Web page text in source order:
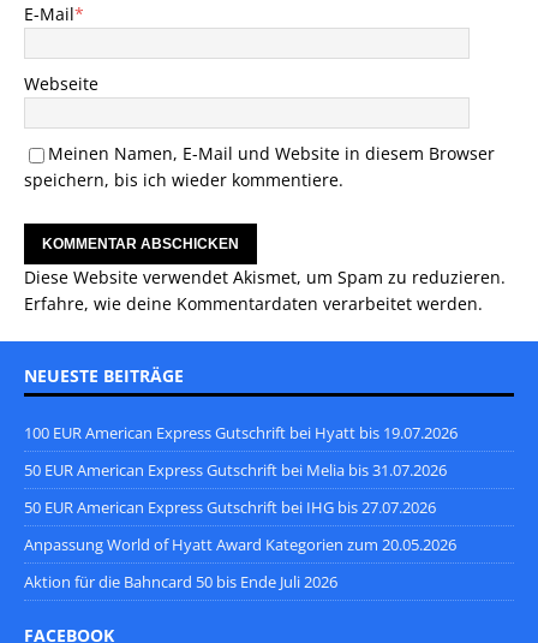
E-Mail*
Webseite
Meinen Namen, E-Mail und Website in diesem Browser
speichern, bis ich wieder kommentiere.
Diese Website verwendet Akismet, um Spam zu reduzieren.
Erfahre, wie deine Kommentardaten verarbeitet werden.
NEUESTE BEITRÄGE
100 EUR American Express Gutschrift bei Hyatt bis 19.07.2026
50 EUR American Express Gutschrift bei Melia bis 31.07.2026
50 EUR American Express Gutschrift bei IHG bis 27.07.2026
Anpassung World of Hyatt Award Kategorien zum 20.05.2026
Aktion für die Bahncard 50 bis Ende Juli 2026
FACEBOOK